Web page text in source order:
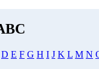
D E F G H I J K L M N